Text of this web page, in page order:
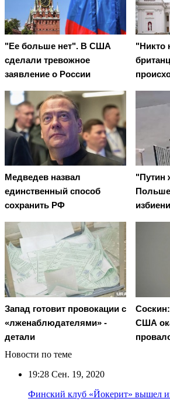
"Ее больше нет". В США
сделали тревожное
заявление о России
"Никто
Медведев назвал
единственный способ
сохранить РФ
"Путин
Польше
Запад готовит провокации с
«лженаблюдателями» -
детали
США
Новости по теме
19:28 Сен. 19, 2020
Финский клуб «Йокерит» вышел